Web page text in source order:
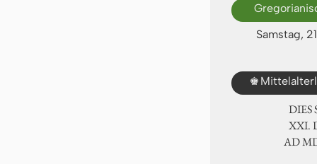
Samstag,
♚
DIES
ⅩⅪ.
AD